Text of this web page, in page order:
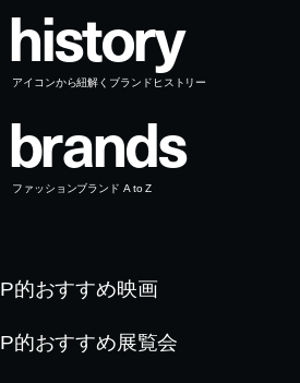
brands
ファッションブランド A to Z
的おすすめ映画